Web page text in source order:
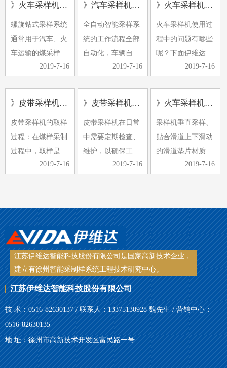
》火车采样机的应用及形式
螺旋钻式采样系统
通常用于汽车、火
车运输的煤采样。
螺旋钻采样机具有
一起放置，形成完
整的称重…
2019-7-16
》汽车采样机常见的故障有哪些
全自动智能采样系
统的工作流程全部
自动化，车辆自动
定位，计算机控制
来，由于煤样要求
的提高和…
2019-7-16
》火车采样机使用过程中的问题
火车采样机使用过
程中的问题有哪些
呢？下面伊维达小
编带大家了解下。
碎机卡住。
2、采…
2019-7-16
》皮带采样机采样过程中煤样的采取是采制化中的重要环节
皮带采样机的取样
过程：在煤样采制
过程中，取样是采
制中的重要环节，
取是关键。手工取
样，常常受到取样
工具、人…
2019-7-16
》皮带采样机日常检查维护
皮带采样机在日常
中需要定期检查、
维护，以确保工作
的顺利进行，同时
么皮带采样机日常
检查维护的工作内
容有哪些…
2019-7-16
》火车采样机使用中有哪些注意事项
采样机垂直采样、
贴合滑道上下滑动
的滑道垫片材质采
用铜板，其耐磨性
力都压在铜板上，
很容易导致滑块脱
落、铜板…
2019-7-16
江苏伊维达智能科技股份有限公司是国家高新技术企业，
建立有徐州智能采制样系统工程技术研究中心。
江苏伊维达智能科技股份有限公司
技 术：0516-82630137 / 联系人：13375130928 魏先生 / 营销中心：
0516-82630135
地 址：徐州市高新技术开发区富民路一号